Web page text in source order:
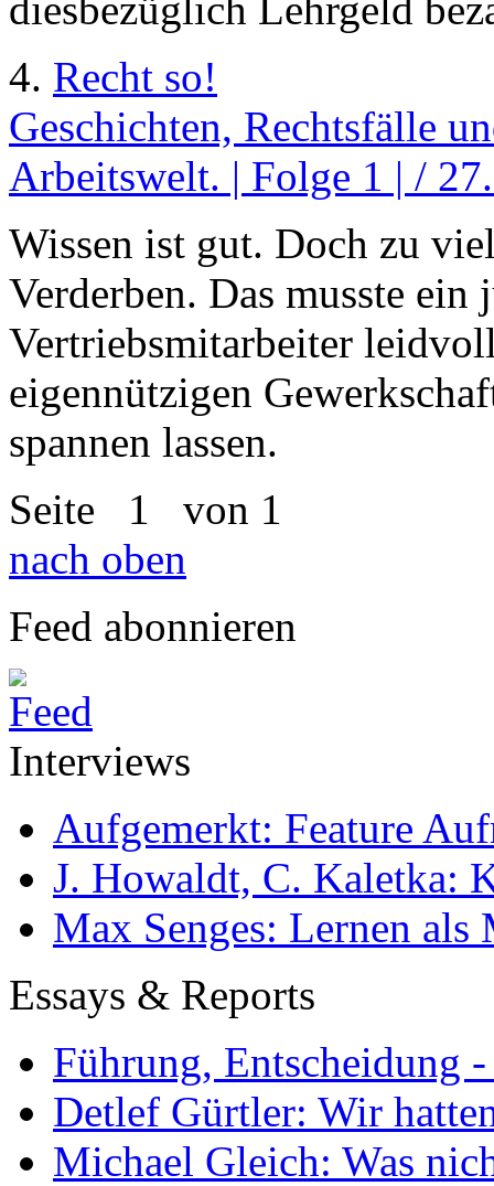
4. Recht so!
Geschichten, Rechtsfälle
Arbeitswelt. | Folge 1 | /
Wissen ist gut. Doch zu
Verderben. Das musste ein
Vertriebsmitarbeiter
eigennützigen
spannen lassen.
Seite 1 von 1
nach oben
Feed abonnieren
Interviews
Aufgemerkt: Feature
J. Howaldt, C. Kaletka:
Max Senges: Lernen als
Essays & Reports
Führung, Entscheidung
Detlef Gürtler: Wir
Michael Gleich: Was